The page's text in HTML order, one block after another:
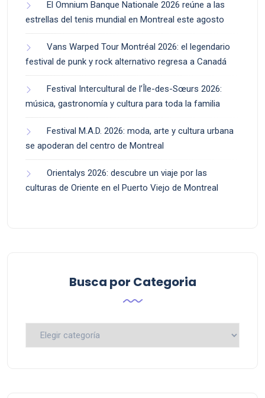
El Omnium Banque Nationale 2026 reúne a las
estrellas del tenis mundial en Montreal este agosto
Vans Warped Tour Montréal 2026: el legendario
festival de punk y rock alternativo regresa a Canadá
Festival Intercultural de l’Île-des-Sœurs 2026:
música, gastronomía y cultura para toda la familia
Festival M.A.D. 2026: moda, arte y cultura urbana
se apoderan del centro de Montreal
Orientalys 2026: descubre un viaje por las
culturas de Oriente en el Puerto Viejo de Montreal
Busca por Categoria
Busca